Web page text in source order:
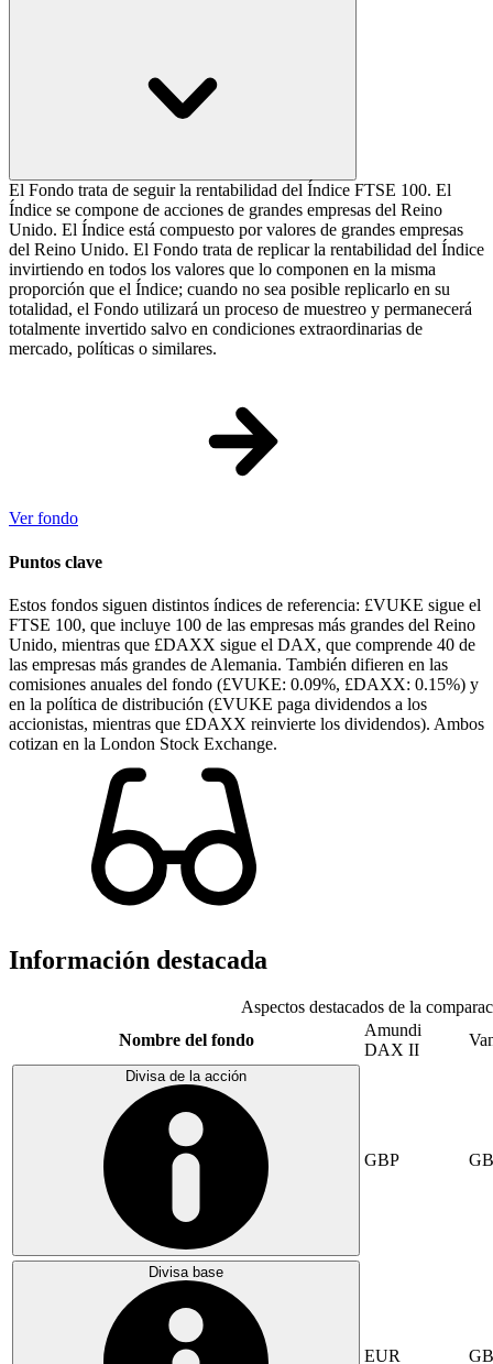
El Fondo trata de seguir la rentabilidad del Índice FTSE 100. El
Índice se compone de acciones de grandes empresas del Reino
Unido. El Índice está compuesto por valores de grandes empresas
del Reino Unido. El Fondo trata de replicar la rentabilidad del Índice
invirtiendo en todos los valores que lo componen en la misma
proporción que el Índice; cuando no sea posible replicarlo en su
totalidad, el Fondo utilizará un proceso de muestreo y permanecerá
totalmente invertido salvo en condiciones extraordinarias de
mercado, políticas o similares.
Ver fondo
Puntos clave
Estos fondos siguen distintos índices de referencia: £VUKE sigue el
FTSE 100, que incluye 100 de las empresas más grandes del Reino
Unido, mientras que £DAXX sigue el DAX, que comprende 40 de
las empresas más grandes de Alemania. También difieren en las
comisiones anuales del fondo (£VUKE: 0.09%, £DAXX: 0.15%) y
en la política de distribución (£VUKE paga dividendos a los
accionistas, mientras que £DAXX reinvierte los dividendos). Ambos
cotizan en la London Stock Exchange.
Información destacada
Aspectos destacados de la
Nombre del fondo
Amundi
DAX II
Divisa de la acción
GBP
Divisa base
EUR